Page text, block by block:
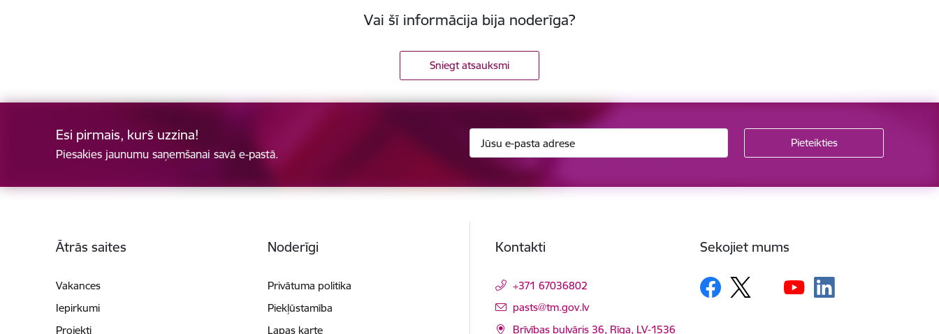
Vai šī informācija bija noderīga?
Sniegt atsauksmi
Esi pirmais, kurš uzzina!
Piesakies jaunumu saņemšanai savā e-pastā.
Ātrās saites
Vakances
Iepirkumi
Projekti
Noderīgi
Privātuma politika
Piekļūstamība
Lapas karte
Kontakti
+371 67036802
E-pasts:
pasts@tm.gov.lv
Brīvības bulvāris 36, Rīga, LV-1536
Sekojiet mums